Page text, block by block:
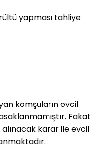
komşuların evcil
Fakat
karar ile evcil